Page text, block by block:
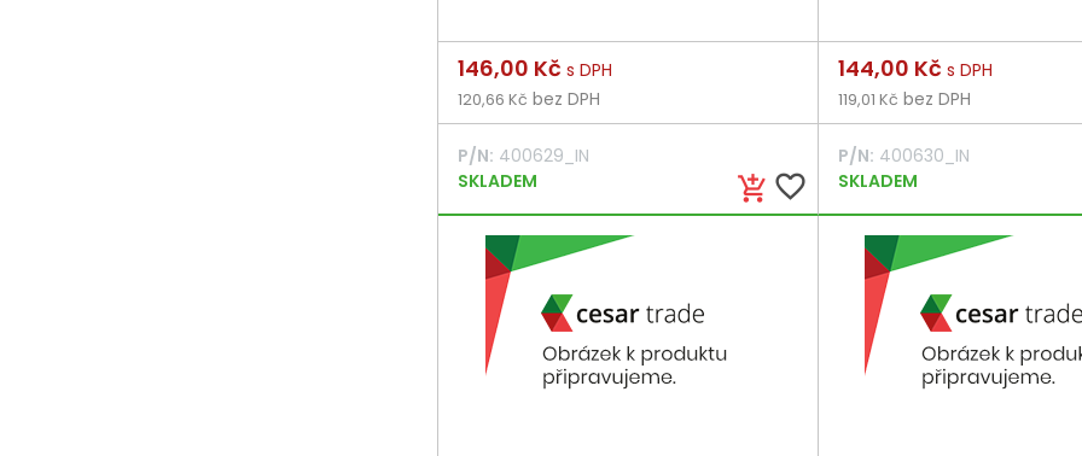
add_shopping_cart favorite_border
Cena
146,00 Kč s DPH
120,66 Kč bez DPH
P/N: 400629_IN
SKLADEM
Cena
144,00 Kč s DPH
119,01 Kč bez DPH
P/N: 400630_IN
SKLADEM